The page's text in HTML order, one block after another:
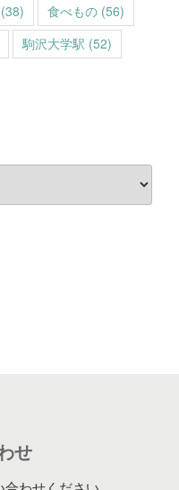
(38) 食べもの (56)
駒沢大学駅 (52)
せ